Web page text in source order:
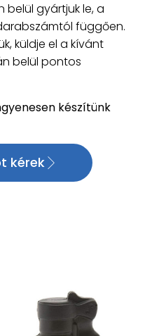
belül gyártjuk le, a
függően.
küldje el a kívánt
belül pontos
készítünk
kérek